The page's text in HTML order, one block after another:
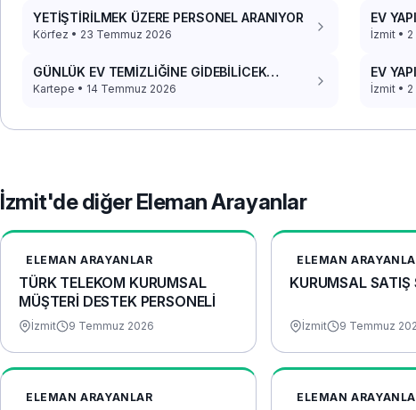
YETİŞTİRİLMEK ÜZERE PERSONEL ARANIYOR
Körfez • 23 Temmuz 2026
GÜNLÜK EV TEMİZLİĞİNE GİDEBİLİCEK
PERSONEL
Kartepe • 14 Temmuz 2026
EV
İzmit •
EV
İzmit •
İzmit'de diğer Eleman Arayanlar
ELEMAN ARAYANLAR
TÜRK TELEKOM KURUMSAL
MÜŞTERİ DESTEK PERSONELİ
İzmit 9 Temmuz 2026
ELEMAN
KURUMSAL SATIŞ
İzmit 9 Temmuz
ELEMAN ARAYANLAR ELEMAN